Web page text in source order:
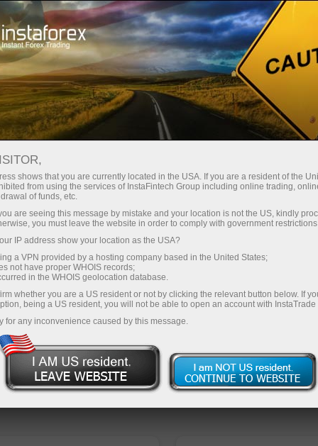
открытие счета Торговая платформа
Начинающим Партнерам Сервисы
трейдинга
трейдинга. Но с ИнстаТрейд вам не о чем
выбор финансовых инструментов, но и
shows that you are currently located in the USA. If you are a resident of the
from using the services of InstaFintech Group including online trading,
of funds, etc.
are seeing this message by mistake and your location is not the US, kindly
you must leave the website in order to comply with government
IP address show your location as the USA?
a VPN provided by a hosting company based in the United States;
not have proper WHOIS records;
in the WHOIS geolocation database.
whether you are a US resident or not by clicking the relevant button below. If
being a US resident, you will not be able to open an account with InstaTrade
for any inconvenience caused by this message.